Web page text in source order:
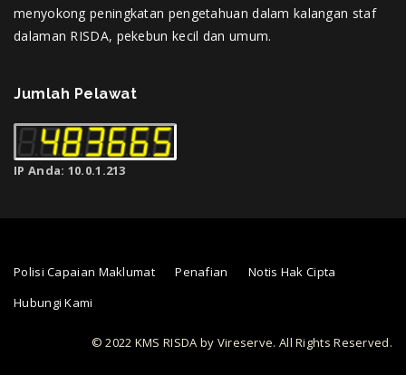
menyokong peningkatan pengetahuan dalam kalangan staf
dalaman RISDA, pekebun kecil dan umum.
Jumlah Pelawat
IP Anda: 10.0.1.213
Polisi Capaian Maklumat Penafian
Notis Hak Cipta
Hubungi Kami
© 2022 KMS RISDA by Vireserve. All Rights Reserved.